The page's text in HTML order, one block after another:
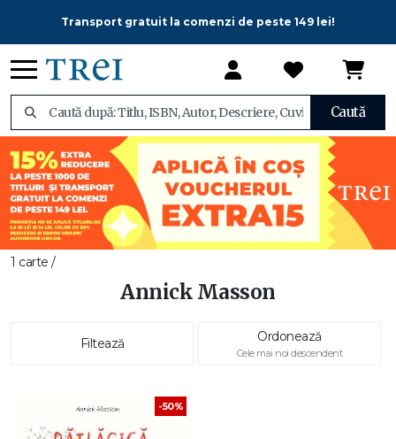
Transport gratuit la comenzi de peste 149 lei!
Caută
1 carte /
Annick Masson
Filtează Ordonează
Cele mai noi descendent
-50%